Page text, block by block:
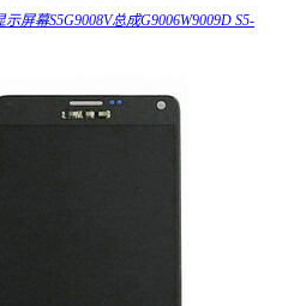
屏幕S5G9008V总成G9006W9009D S5-